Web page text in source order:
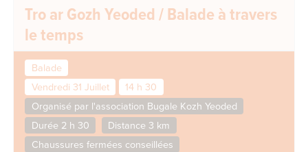
Tro ar Gozh Yeoded / Balade à travers
le temps
Balade
Vendredi 31 Juillet
14 h 30
Organisé par l'association Bugale Kozh Yeoded
Durée 2 h 30
Distance 3 km
Chaussures fermées conseillées